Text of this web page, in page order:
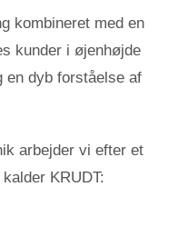
kombineret med en
kunder i øjenhøjde
en dyb forståelse af
arbejder vi efter et
KRUDT: